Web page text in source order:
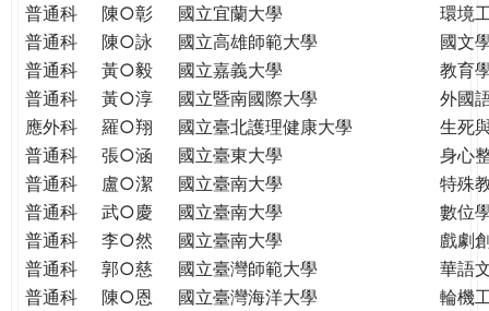
民。
WAGOR
TODAY
THE
WORLD
TOMORROW
PUTTING
YOU
ON
THE
PATH
普通科
陳○彰 國立宜蘭大學
環境
普通科
陳○詠 國立高雄師範大學
國文
普通科
黃○毅 國立嘉義大學
教育
普通科
黃○淳 國立暨南國際大學
外國
應外科
羅○翔 國立臺北護理健康大學
生死
普通科
張○涵 國立臺東大學
身心
普通科
盧○潔 國立臺南大學
特殊
普通科
武○慶 國立臺南大學
數位
普通科
李○然 國立臺南大學
戲劇
普通科
郭○慈 國立臺灣師範大學
華語
普通科
陳○恩 國立臺灣海洋大學
輪機